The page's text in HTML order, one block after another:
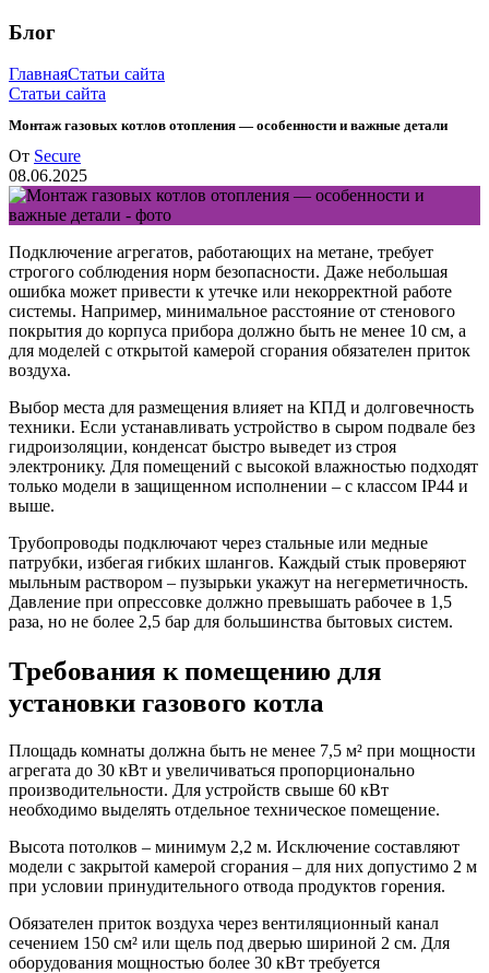
Блог
ГлавнаяСтатьи сайта
Статьи сайта
Монтаж газовых котлов отопления — особенности и важные детали
От Secure
08.06.2025
Подключение агрегатов, работающих на метане, требует
строгого соблюдения норм безопасности. Даже небольшая
ошибка может привести к утечке или некорректной работе
системы. Например, минимальное расстояние от стенового
покрытия до корпуса прибора должно быть не менее 10 см, а
для моделей с открытой камерой сгорания обязателен приток
воздуха.
Выбор места для размещения влияет на КПД и долговечность
техники. Если устанавливать устройство в сыром подвале без
гидроизоляции, конденсат быстро выведет из строя
электронику. Для помещений с высокой влажностью подходят
только модели в защищенном исполнении – с классом IP44 и
выше.
Трубопроводы подключают через стальные или медные
патрубки, избегая гибких шлангов. Каждый стык проверяют
мыльным раствором – пузырьки укажут на негерметичность.
Давление при опрессовке должно превышать рабочее в 1,5
раза, но не более 2,5 бар для большинства бытовых систем.
Требования к помещению для
установки газового котла
Площадь комнаты должна быть не менее 7,5 м² при мощности
агрегата до 30 кВт и увеличиваться пропорционально
производительности. Для устройств свыше 60 кВт
необходимо выделять отдельное техническое помещение.
Высота потолков – минимум 2,2 м. Исключение составляют
модели с закрытой камерой сгорания – для них допустимо 2 м
при условии принудительного отвода продуктов горения.
Обязателен приток воздуха через вентиляционный канал
сечением 150 см² или щель под дверью шириной 2 см. Для
оборудования мощностью более 30 кВт требуется